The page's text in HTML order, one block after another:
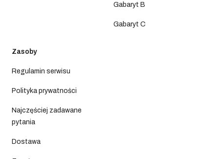
Gabaryt B
Gabaryt C
Zasoby
Regulamin serwisu
Polityka prywatności
Najczęściej zadawane
pytania
Dostawa